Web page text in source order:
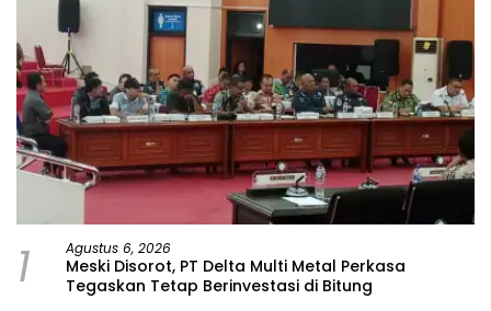
1 Agustus 6, 2026
Meski Disorot, PT Delta Multi Metal Perkasa
Tegaskan Tetap Berinvestasi di Bitung